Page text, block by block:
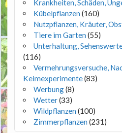
Krankheiten, Schäden,
Kübelpflanzen (160)
Nutzpflanzen, Kräuter,
Tiere im Garten (55)
Unterhaltung,
(116)
Vermehrungsversuche,
Keimexperimente(83)
Werbung(8)
Wetter(33)
Wildpflanzen (100)
Zimmerpflanzen (231)